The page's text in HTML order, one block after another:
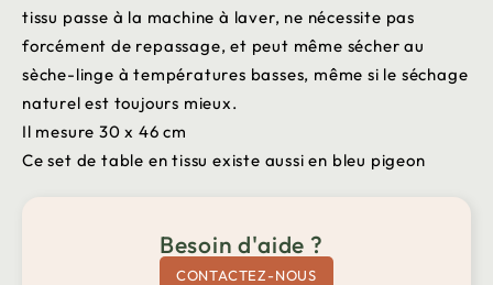
tissu passe à la machine à laver, ne nécessite pas
forcément de repassage, et peut même sécher au
sèche-linge à températures basses, même si le séchage
naturel est toujours mieux.
Il mesure 30 x 46 cm
Ce set de table en tissu existe aussi en bleu pigeon
Besoin d'aide ?
CONTACTEZ-NOUS